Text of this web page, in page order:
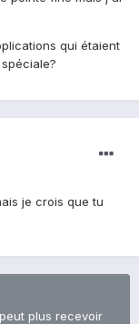
qui étaient
je crois que tu
plus recevoir